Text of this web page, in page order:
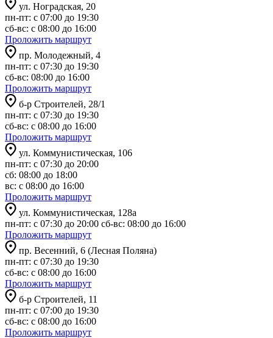
ул. Ноградская, 20
пн-пт: с 07:00 до 19:30
сб-вс: с 08:00 до 16:00
Проложить маршрут
пр. Молодежный, 4
пн-пт: с 07:30 до 19:30
сб-вс: 08:00 до 16:00
Проложить маршрут
б-р Строителей, 28/1
пн-пт: с 07:30 до 19:30
сб-вс: с 08:00 до 16:00
Проложить маршрут
ул. Коммунистическая, 106
пн-пт: с 07:30 до 20:00
сб: 08:00 до 18:00
вс: с 08:00 до 16:00
Проложить маршрут
ул. Коммунистическая, 128а
пн-пт: с 07:30 до 20:00 сб-вс: 08:00 до 16:00
Проложить маршрут
пр. Весенний, 6 (Лесная Поляна)
пн-пт: с 07:30 до 19:30
сб-вс: с 08:00 до 16:00
Проложить маршрут
б-р Строителей, 11
пн-пт: с 07:00 до 19:30
сб-вс: с 08:00 до 16:00
Проложить маршрут